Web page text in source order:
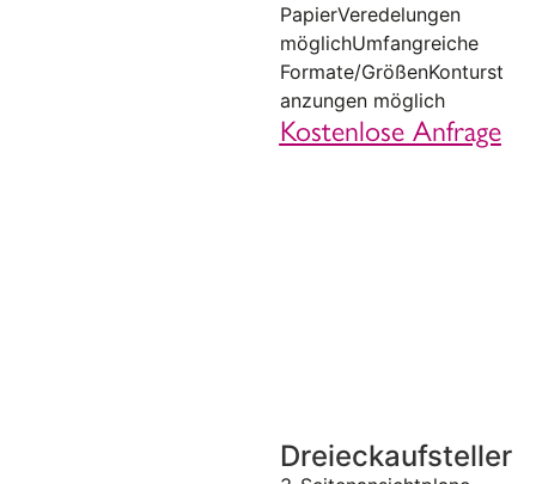
PapierVeredelungen
möglichUmfangreiche
Formate/GrößenKonturst
anzungen möglich
Kostenlose Anfrage
Dreieckaufsteller